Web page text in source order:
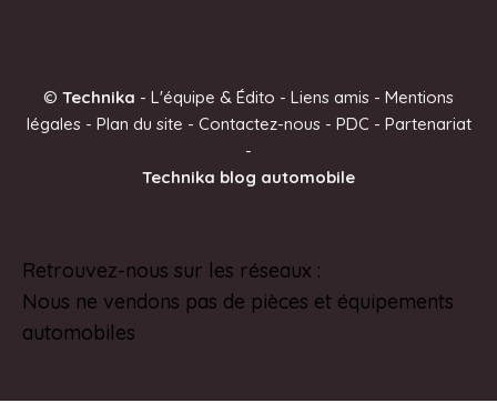
© Technika - L'équipe & Édito - Liens amis - Mentions
légales- Plan du site - Contactez-nous- PDC - Partenariat
-
Technika blog automobile
Retrouvez-nous sur les réseaux :
Nous ne vendons pas de pièces et équipements
automobiles